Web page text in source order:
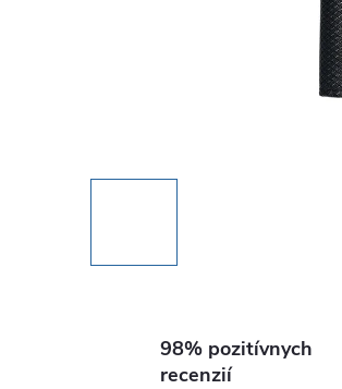
98% pozitívnych
recenzií